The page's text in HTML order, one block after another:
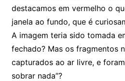
destacamos em vermelho o
janela ao fundo, que é
A imagem teria sido tomada
fechado? Mas os fragmentos
capturados ao ar livre, e
sobrar nada”?